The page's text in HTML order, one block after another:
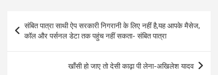
navigation
संबित पात्रा साथी ऐप सरकारी निगरानी के लिए नहीं है,यह आपके मैसेज,
कॉल और पर्सनल डेटा तक पहुंच नहीं सकता- संबित पात्रा
खाँसी हो जाए तो देसी काढ़ा पी लेना-अखिलेश यादव